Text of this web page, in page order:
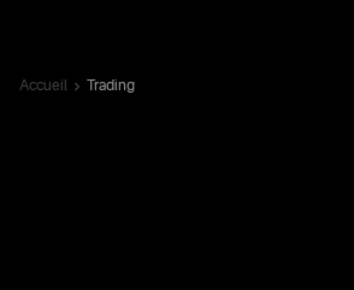
Accueil Trading